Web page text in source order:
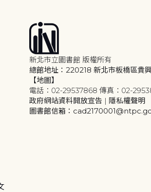
新北市立圖書館 版權所有
總館地址：220218 新北市板橋區貴
【地圖】
電話：02-29537868 傳真：02-
政府網站資料開放宣告 | 隱私權聲明
圖書館信箱：